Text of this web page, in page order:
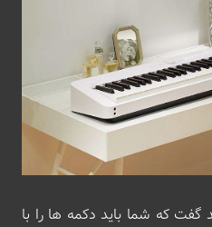
که شما باید دکمه ها را با